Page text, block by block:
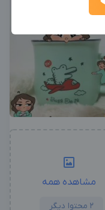
مشاهده همه
2 محتوا دیگر
بزرگترین کانال ادمینی